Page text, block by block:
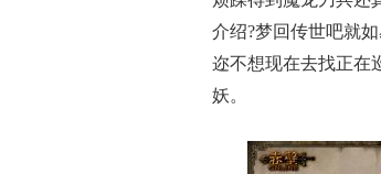
介绍?梦回传世吧就
迩不想现在去找正在
妖。